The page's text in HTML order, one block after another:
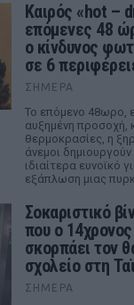
Καιρός «hot –
επόμενες 48
ο κίνδυνος
σε 6
ΣΉΜΕΡΑ
Το επόμενο 48ωρο,
αυξημένη προσοχή,
θερμοκρασίες, η
άνεμοι
ιδιαίτερα ευνοϊκό
εξάπλωση μιας
Σοκαριστικό
που ο 14χρονος
σκορπάει τον
σχολείο στη
ΣΉΜΕΡΑ